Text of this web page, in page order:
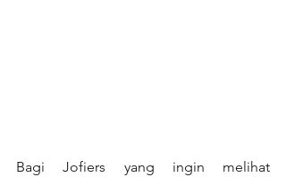
Bagi Jofiers yang ingin melihat